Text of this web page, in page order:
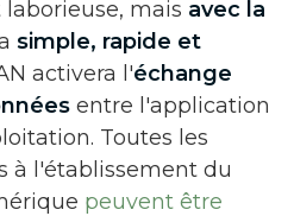
mais avec la
simple, rapide et
activera l'échange
entre l'application
Toutes les
à l'établissement du
peuvent être